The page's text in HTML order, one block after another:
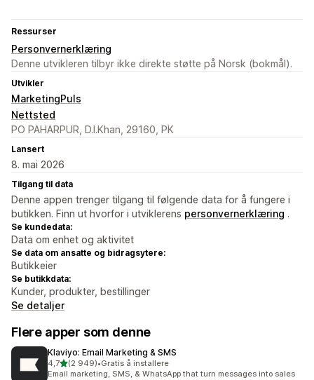
Ressurser
Personvernerklæring
Denne utvikleren tilbyr ikke direkte støtte på Norsk (bokmål).
Utvikler
MarketingPuls
Nettsted
PO PAHARPUR, D.I.Khan, 29160, PK
Lansert
8. mai 2026
Tilgang til data
Denne appen trenger tilgang til følgende data for å fungere i
butikken. Finn ut hvorfor i utviklerens personvernerklæring .
Se kundedata:
Data om enhet og aktivitet
Se data om ansatte og bidragsytere:
Butikkeier
Se butikkdata:
Kunder, produkter, bestillinger
Se detaljer
Flere apper som denne
Klaviyo: Email Marketing & SMS
4,7av 5 stjerner
(2 949)
Totalt 2949 omtaler
•Gratis å installere
Email marketing, SMS, & WhatsApp that turn messages into sales